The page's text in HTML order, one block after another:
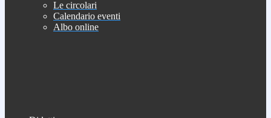
Le circolari
Calendario eventi
Albo online